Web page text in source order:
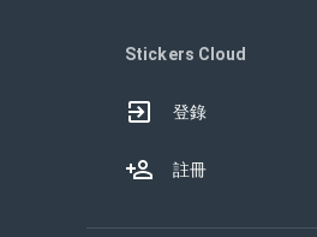
Stickers Cloud
登錄
註冊